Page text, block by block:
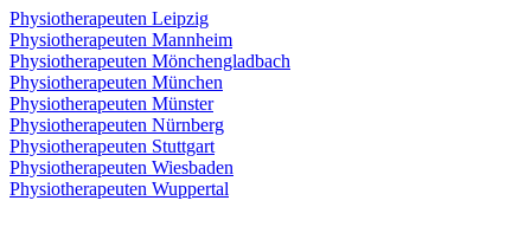
Physiotherapeuten Leipzig
Physiotherapeuten Mannheim
Physiotherapeuten Mönchengladbach
Physiotherapeuten München
Physiotherapeuten Münster
Physiotherapeuten Nürnberg
Physiotherapeuten Stuttgart
Physiotherapeuten Wiesbaden
Physiotherapeuten Wuppertal